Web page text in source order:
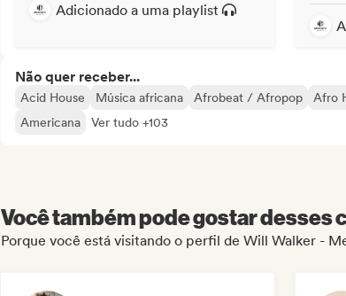
Adicionado a uma playlist
Não quer receber...
Acid House Música africana Afrobeat / Afropop Afro
Americana
Ver tudo +103
Você também pode gostar
Porque você está visitando o perfil de Will Walker -